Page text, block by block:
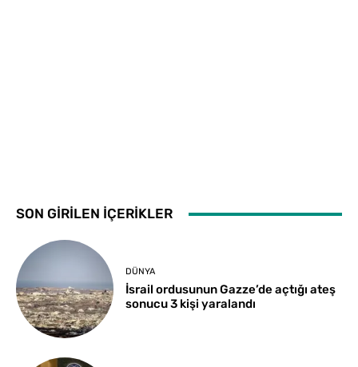
SON GİRİLEN İÇERİKLER
DÜNYA
İsrail ordusunun Gazze’de açtığı ateş
sonucu 3 kişi yaralandı